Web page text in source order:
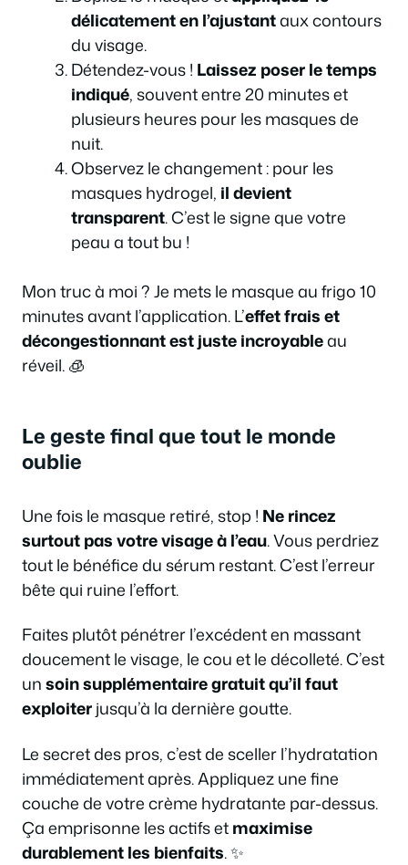
délicatement en l’ajustantaux contours
du visage.
Détendez-vous ! Laissez poser le temps
indiqué, souvent entre 20 minutes et
plusieurs heures pour les masques de
nuit.
Observez le changement : pour les
masques hydrogel, il devient
transparent. C’est le signe que votre
peau a tout bu !
Mon truc à moi ? Je mets le masque au frigo 10
minutes avant l’application. L’effet frais et
décongestionnant est juste incroyableau
réveil. 🧊
Le geste final que tout le monde
oublie
Une fois le masque retiré, stop ! Ne rincez
surtout pas votre visage à l’eau. Vous perdriez
tout le bénéfice du sérum restant. C’est l’erreur
bête qui ruine l’effort.
Faites plutôt pénétrer l’excédent en massant
doucement le visage, le cou et le décolleté. C’est
unsoin supplémentaire gratuit qu’il faut
exploiterjusqu’à la dernière goutte.
Le secret des pros, c’est de sceller l’hydratation
immédiatement après. Appliquez une fine
couche de votre crème hydratante par-dessus.
Ça emprisonne les actifs etmaximise
durablement les bienfaits. ✨